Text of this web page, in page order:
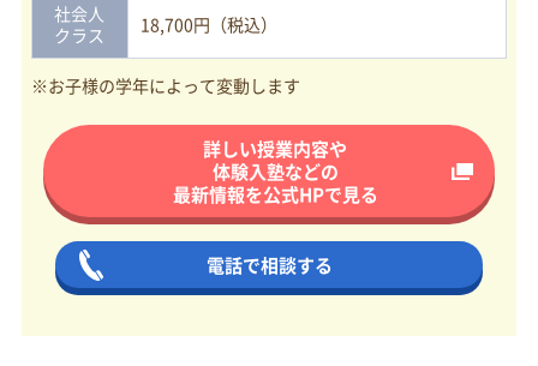
社会人
クラス
18,700円（税込）
※お子様の学年によって変動します
詳しい授業内容や
体験入塾などの
最新情報を公式HPで見る
電話で相談する